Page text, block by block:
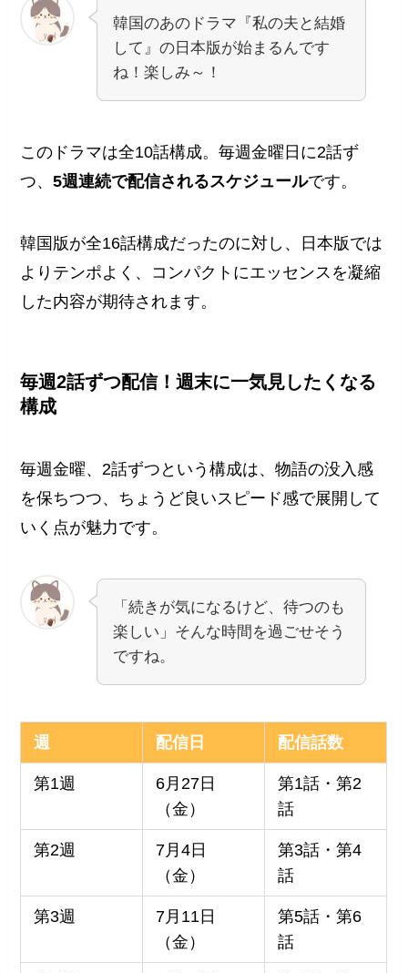
韓国のあのドラマ『私の夫と結婚
して』の日本版が始まるんです
ね！楽しみ～！
このドラマは全10話構成。毎週金曜日に2話ず
つ、5週連続で配信されるスケジュールです。
韓国版が全16話構成だったのに対し、日本版では
よりテンポよく、コンパクトにエッセンスを凝縮
した内容が期待されます。
毎週2話ずつ配信！週末に一気見したくなる
構成
毎週金曜、2話ずつという構成は、物語の没入感
を保ちつつ、ちょうど良いスピード感で展開して
いく点が魅力です。
「続きが気になるけど、待つのも
楽しい」そんな時間を過ごせそう
ですね。
週 配信日 配信話数
第1週
6月27日
（金）
第1話・第2
話
第2週
7月4日
（金）
第3話・第4
話
第3週
7月11日
（金）
第5話・第6
話